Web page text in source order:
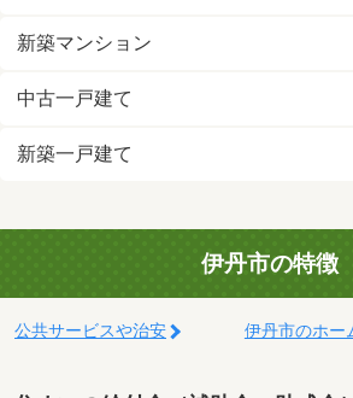
新築マンション
中古一戸建て
新築一戸建て
伊丹市の特徴
公共サービスや治安 伊丹市のホー